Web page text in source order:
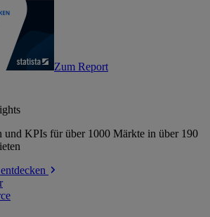
Zum Report
und KPIs für über 1000 Märkte in über 190